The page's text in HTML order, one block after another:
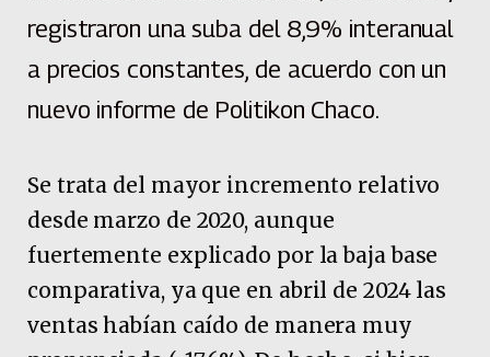
registraron una suba del 8,9% interanual
a precios constantes, de acuerdo con un
nuevo informe de Politikon Chaco.
Se trata del mayor incremento relativo
desde marzo de 2020, aunque
fuertemente explicado por la baja base
comparativa, ya que en abril de 2024 las
ventas habían caído de manera muy